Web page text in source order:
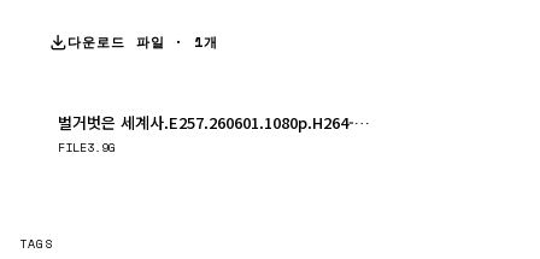
다운로드 파일 · 1개
벌거벗은 세계사.E257.260601.1080p.H264-F1RST.mp4
FILE3.9G
TAGS